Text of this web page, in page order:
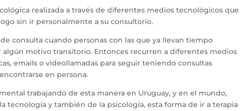
realizada a través de diferentes medios tecnológicos que
sin ir personalmente a su consultorio.
consulta cuando personas con las que ya llevan tiempo
motivo transitorio. Entonces recurren a diferentes medios
emails o videollamadas para seguir teniendo consultas
en persona.
trabajando de esta manera en Uruguay, y en el mundo,
tecnología y también de la psicología, esta forma de ir a terapia